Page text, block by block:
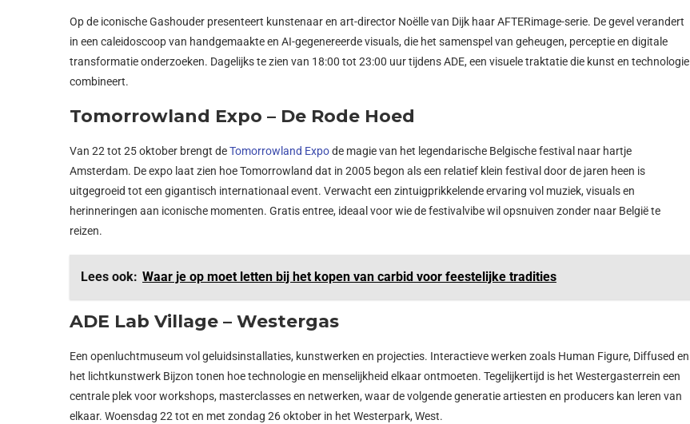
Op de iconische Gashouder presenteert kunstenaar en art-director Noëlle van Dijk haar AFTERimage-serie. De gevel verandert
in een caleidoscoop van handgemaakte en AI-gegenereerde visuals, die het samenspel van geheugen, perceptie en digitale
transformatie onderzoeken. Dagelijks te zien van 18:00 tot 23:00 uur tijdens ADE, een visuele traktatie die kunst en technologie
combineert.
Tomorrowland Expo – De Rode Hoed
Van 22 tot 25 oktober brengt deTomorrowland Expode magie van het legendarische Belgische festival naar hartje
Amsterdam. De expo laat zien hoe Tomorrowland dat in 2005 begon als een relatief klein festival door de jaren heen is
uitgegroeid tot een gigantisch internationaal event. Verwacht een zintuigprikkelende ervaring vol muziek, visuals en
herinneringen aan iconische momenten. Gratis entree, ideaal voor wie de festivalvibe wil opsnuiven zonder naar België te
reizen.
Lees ook: Waar je op moet letten bij het kopen van carbid voor feestelijke tradities
ADE Lab Village – Westergas
Een openluchtmuseum vol geluidsinstallaties, kunstwerken en projecties. Interactieve werken zoals Human Figure, Diffused en
het lichtkunstwerk Bijzon tonen hoe technologie en menselijkheid elkaar ontmoeten. Tegelijkertijd is het Westergasterrein een
centrale plek voor workshops, masterclasses en netwerken, waar de volgende generatie artiesten en producers kan leren van
elkaar. Woensdag 22 tot en met zondag 26 oktober in het Westerpark, West.